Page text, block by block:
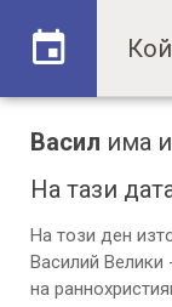
Васил има
На тази
На този ден
Василий Велики
на